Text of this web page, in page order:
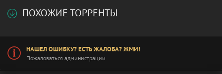
ПОХОЖИЕ ТОРРЕНТЫ
НАШЕЛ ОШИБКУ? ЕСТЬ ЖАЛОБА? ЖМИ!
Пожаловаться администрации